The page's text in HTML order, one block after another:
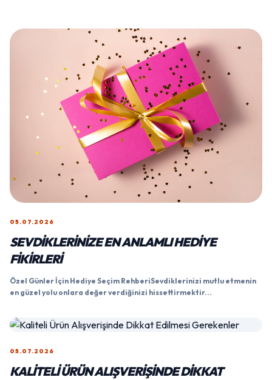
05.07.2026
SEVDIKLERINIZE EN ANLAMLI HEDIYE
FIKIRLERI
Özel Günler İçin Hediye Seçim RehberiSevdiklerinizi mutlu etmenin
en güzel yolu onlara değer verdiğinizi hissettirmektir...
05.07.2026
KALITELI ÜRÜN ALIŞVERIŞINDE DIKKAT